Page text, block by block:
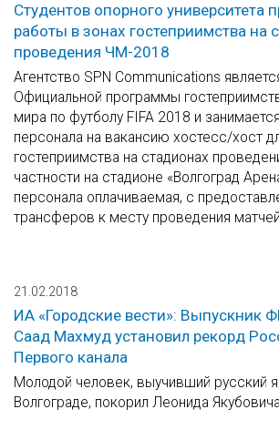
Студентов опорного университета
работы в зонах гостеприимства на
проведения ЧМ-2018
Агентство SPN Communications
Официальной программы
мира по футболу FIFA 2018 и
персонала на вакансию хостесс/хост
гостеприимства на стадионах
частности на стадионе «Волгоград
персонала оплачиваемая, с
трансферов к месту проведения
21.02.2018
ИА «Городские вести»: Выпускник
Саад Махмуд установил рекорд
Первого канала
Молодой человек, выучивший русский
Волгограде, покорил Леонида